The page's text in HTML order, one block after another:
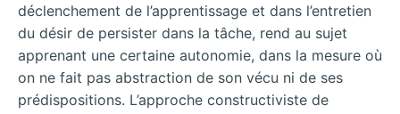
déclenchement de l’apprentissage et dans l’entretien
du désir de persister dans la tâche, rend au sujet
apprenant une certaine autonomie, dans la mesure où
on ne fait pas abstraction de son vécu ni de ses
prédispositions. L’approche constructiviste de